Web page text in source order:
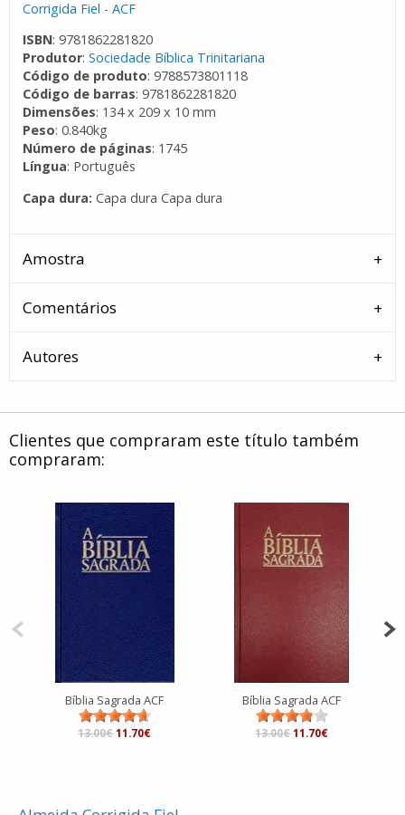
Corrigida Fiel - ACF
ISBN: 9781862281820
Produtor:Sociedade Bíblica Trinitariana
Código de produto: 9788573801118
Código de barras: 9781862281820
Dimensões: 134 x 209 x 10 mm
Peso: 0.840kg
Número de páginas: 1745
Língua: Português
Capa dura: Capa dura Capa dura
Amostra
Comentários
Autores
Clientes que compraram este título também
compraram:
Bíblia Sagrada ACF
13.00€ 11.70€
Bíblia Sagrada ACF
13.00€ 11.70€